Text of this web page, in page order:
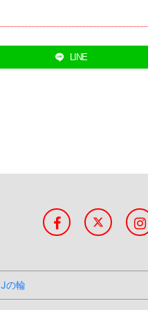
LINE
Jの輪